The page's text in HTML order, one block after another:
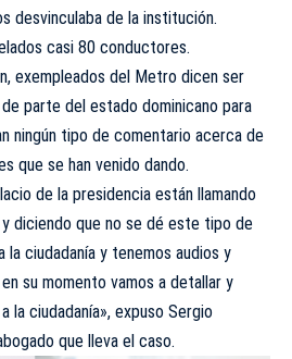
desvinculaba de la institución.
casi 80 conductores.
exempleados del Metro dicen ser
de parte del estado dominicano para
ningún tipo de comentario acerca de
que se han venido dando.
de la presidencia están llamando
y diciendo que no se dé este tipo de
la ciudadanía y tenemos audios y
su momento vamos a detallar y
la ciudadanía», expuso Sergio
que lleva el caso.